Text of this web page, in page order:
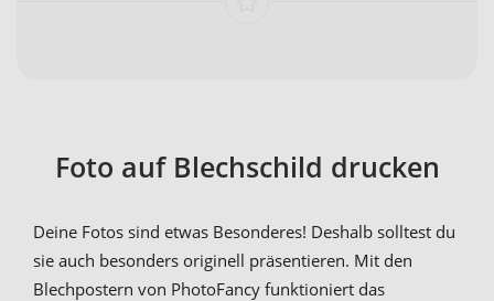
Foto auf Blechschild drucken
Deine Fotos sind etwas Besonderes! Deshalb solltest du
sie auch besonders originell präsentieren. Mit den
Blechpostern von PhotoFancy funktioniert das